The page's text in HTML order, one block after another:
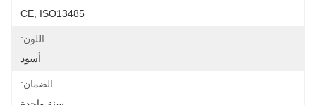
CE, ISO13485
اللون:
أسود
الضمان: